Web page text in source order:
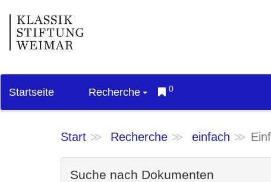
Startseite Recherche 0
Start Recherche einfach
Suche nach Dokumenten